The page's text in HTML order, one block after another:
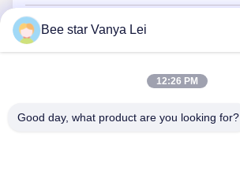
꿀단지와 스푼
Bee star Vanya Lei
12:26 PM
Good day, what product are you looking for?